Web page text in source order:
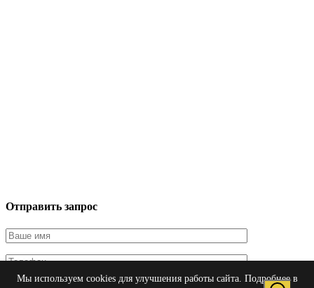
Отправить запрос
Мы используем cookies для улучшения работы сайта. Подробнее в